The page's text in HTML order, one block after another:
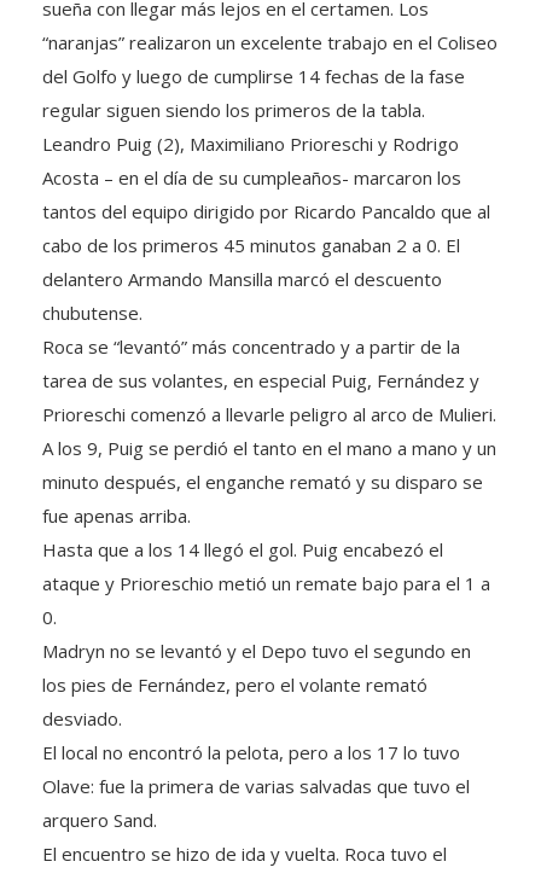
“naranjas” realizaron un excelente trabajo en el Coliseo
del Golfo y luego de cumplirse 14 fechas de la fase
regular siguen siendo los primeros de la tabla.
Leandro Puig (2), Maximiliano Prioreschi y Rodrigo
Acosta – en el día de su cumpleaños- marcaron los
tantos del equipo dirigido por Ricardo Pancaldo que al
cabo de los primeros 45 minutos ganaban 2 a 0. El
delantero Armando Mansilla marcó el descuento
chubutense.
Roca se “levantó” más concentrado y a partir de la
tarea de sus volantes, en especial Puig, Fernández y
Prioreschi comenzó a llevarle peligro al arco de Mulieri.
A los 9, Puig se perdió el tanto en el mano a mano y un
minuto después, el enganche remató y su disparo se
fue apenas arriba.
Hasta que a los 14 llegó el gol. Puig encabezó el
ataque y Prioreschio metió un remate bajo para el 1 a
0.
Madryn no se levantó y el Depo tuvo el segundo en
los pies de Fernández, pero el volante remató
desviado.
El local no encontró la pelota, pero a los 17 lo tuvo
Olave: fue la primera de varias salvadas que tuvo el
arquero Sand.
El encuentro se hizo de ida y vuelta. Roca tuvo el
segundo a los 23, pero el zurdazo de Puig pegó en el